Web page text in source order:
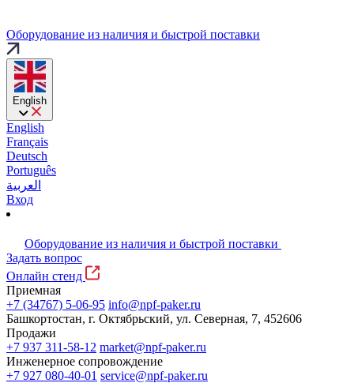
Оборудование из наличия и быстрой поставки
English
English
Français
Deutsch
Português
العربية
Вход
Оборудование из наличия и быстрой поставки
Задать вопрос
Онлайн стенд
Приемная
+7 (34767) 5-06-95 info@npf-paker.ru
Башкортостан, г. Октябрьский, ул. Северная, 7, 452606
Продажи
+7 937 311-58-12 market@npf-paker.ru
Инженерное сопровождение
+7 927 080-40-01 service@npf-paker.ru